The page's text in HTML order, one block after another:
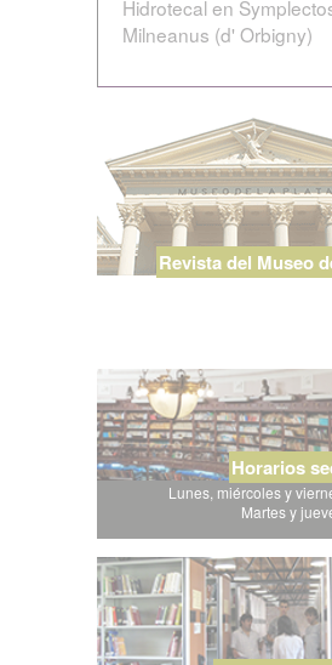
Hidrotecal en
Milneanus (d' Orbigny)
Revista del Museo
Horarios
Lunes, miércoles y
Martes y